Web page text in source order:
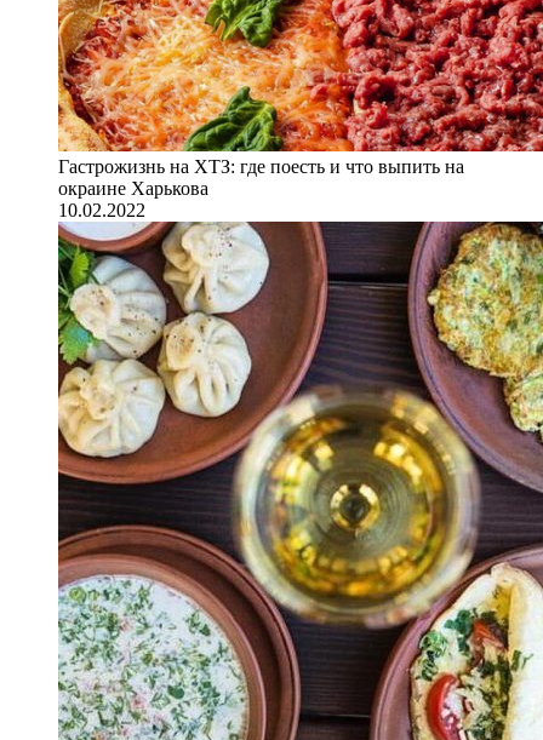
Гастрожизнь на ХТЗ: где поесть и что выпить на
окраине Харькова
10.02.2022